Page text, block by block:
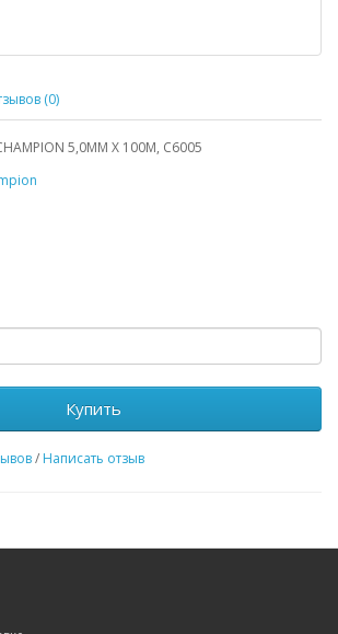
(0)
5,0ММ X 100М, C6005
Купить
/ Написать отзыв